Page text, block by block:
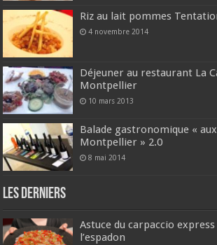
Riz au lait pommes
4 novembre 2014
Déjeuner au restaurant La
Montpellier
10 mars 2013
Balade gastronomique «
Montpellier » 2.0
8 mai 2014
Les derniers
Astuce du carpaccio
l’espadon